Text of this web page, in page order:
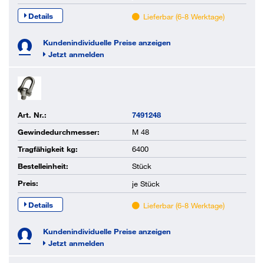
Details Lieferbar (6-8 Werktage)
Kundenindividuelle Preise anzeigen
Jetzt anmelden
Art. Nr.:
7491248
Gewindedurchmesser:
M 48
Tragfähigkeit kg:
6400
Bestelleinheit:
Stück
Preis:
je Stück
Details Lieferbar (6-8 Werktage)
Kundenindividuelle Preise anzeigen
Jetzt anmelden